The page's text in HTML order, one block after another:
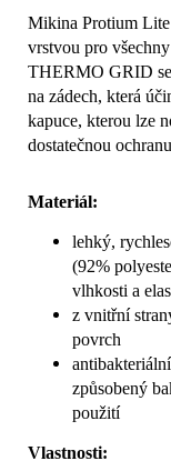
Mikina Protium
vrstvou pro
THERMO GRID
na zádech, která
kapuce, kterou lze
dostatečnou
Materiál:
lehký,
(92%
vlhkosti a
z vnitřní
povrch
způsobený
použití
Vlastnosti: